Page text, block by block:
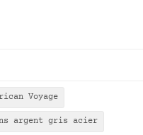
Voyage
argent gris acier